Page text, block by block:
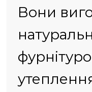
Вони